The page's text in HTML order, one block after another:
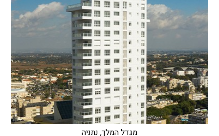
מגדל המלך, נתניה